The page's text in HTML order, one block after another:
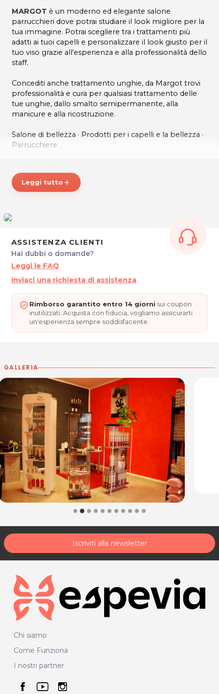
MARGOT è un moderno ed elegante salone
parrucchieri dove potrai studiare il look migliore per la
tua immagine. Potrai scegliere tra i trattamenti più
adatti ai tuoi capelli e personalizzare il look giusto per il
tuo viso grazie all'esperienza e alla professionalità dello
staff.
Concediti anche trattamento unghie, da Margot trovi
professionalità e cura per qualsiasi trattamento delle
tue unghie, dallo smalto semipermanente, alla
manicure e alla ricostruzione.
Salone di bellezza · Prodotti per i capelli e la bellezza ·
Parrucchiere
Lunedì 15.30 - 19.00
Martedì e mercoledì 9.00-12.30 / 15.30-19.00
Via Cividale, 28
Romans di Isonzo - Italia
Tel. 392 439 8117
P.IVA 01139100315
Per ulteriori informazioni sull'offerta o sulle
modalità di acquisto scrivi aposta@espevia.it
Leggi tutto add
ASSISTENZA CLIENTI
Hai dubbi o domande?
Leggi le FAQ
Inviaci una richiesta di assistenza
Rimborso garantito entro 14 giorni sui coupon
inutilizzati. Acquista con fiducia, vogliamo assicurarti
un'esperienza sempre soddisfacente.
GALLERIA
Iscriviti alla newsletter
Chi siamo
Come Funziona
I nostri partner
seguici su facebook
seguici su youtube
seguici su instagram